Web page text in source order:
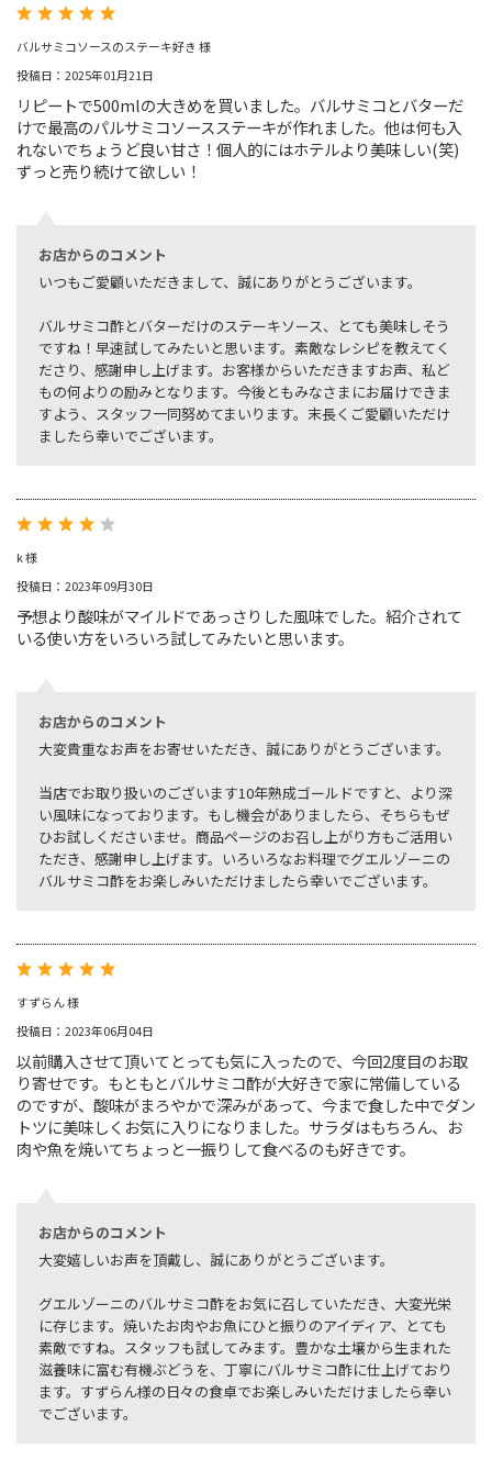
バルサミコソースのステーキ好き 様
投稿日：2025年01月21日
リピートで500mlの大きめを買いました。バルサミコとバターだ
けで最高のパルサミコソースステーキが作れました。他は何も入
れないでちょうど良い甘さ！個人的にはホテルより美味しい(笑)
ずっと売り続けて欲しい！
お店からのコメント
いつもご愛顧いただきまして、誠にありがとうございます。
バルサミコ酢とバターだけのステーキソース、とても美味しそう
ですね！早速試してみたいと思います。素敵なレシピを教えてく
ださり、感謝申し上げます。お客様からいただきますお声、私ど
もの何よりの励みとなります。今後ともみなさまにお届けできま
すよう、スタッフ一同努めてまいります。末長くご愛顧いただけ
ましたら幸いでございます。
k 様
投稿日：2023年09月30日
予想より酸味がマイルドであっさりした風味でした。紹介されて
いる使い方をいろいろ試してみたいと思います。
お店からのコメント
大変貴重なお声をお寄せいただき、誠にありがとうございます。
当店でお取り扱いのございます10年熟成ゴールドですと、より深
い風味になっております。もし機会がありましたら、そちらもぜ
ひお試しくださいませ。商品ページのお召し上がり方もご活用い
ただき、感謝申し上げます。いろいろなお料理でグエルゾーニの
バルサミコ酢をお楽しみいただけましたら幸いでございます。
すずらん 様
投稿日：2023年06月04日
以前購入させて頂いてとっても気に入ったので、今回2度目のお取
り寄せです。もともとバルサミコ酢が大好きで家に常備している
のですが、酸味がまろやかで深みがあって、今まで食した中でダン
トツに美味しくお気に入りになりました。サラダはもちろん、お
肉や魚を焼いてちょっと一振りして食べるのも好きです。
お店からのコメント
大変嬉しいお声を頂戴し、誠にありがとうございます。
グエルゾーニのバルサミコ酢をお気に召していただき、大変光栄
に存じます。焼いたお肉やお魚にひと振りのアイディア、とても
素敵ですね。スタッフも試してみます。豊かな土壌から生まれた
滋養味に富む有機ぶどうを、丁寧にバルサミコ酢に仕上げており
ます。すずらん様の日々の食卓でお楽しみいただけましたら幸い
でございます。